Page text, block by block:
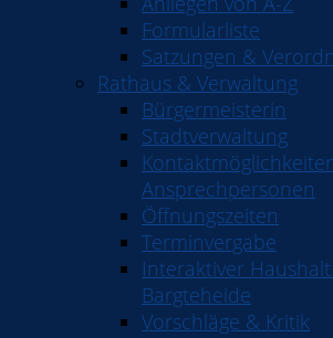
Formularliste
Satzungen &
Rathaus & Verwaltung
Bürgermeisterin
Stadtverwaltung
Ansprechpersonen
Öffnungszeiten
Terminvergabe
Interaktiver
Bargteheide
Vorschläge & Kritik